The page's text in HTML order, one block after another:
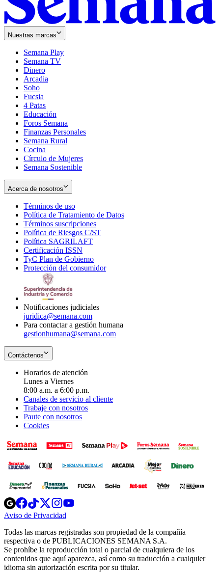
Nuestras marcas
Semana Play
Semana TV
Dinero
Arcadia
Soho
in
new
window
Fucsia
in
new
window
4 Patas
Educación
Foros Semana
Finanzas Personales
Semana Rural
Cocina
Círculo de Mujeres
Semana Sostenible
Acerca de nosotros
Términos de uso
in
new
window
Política de Tratamiento de Datos
Términos suscripciones
in
Política de Riesgos C/ST
Política SAGRILAFT
new
window
Certificación ISSN
in
new
TyC Plan de Gobierno
in
Protección del consumidorOpens
Notificaciones judiciales
juridica@semana.com
Para contactar a gestión humana
gestionhumana@semana.com
Contáctenos
Horarios de atención
Lunes a Viernes
8:00 a.m. a 6:00 p.m.
Canales de servicio al cliente
Trabaje con nosotros
Paute con nosotros
Cookies
Opens
in
new
Opens
in
new
Opens
in
new
window
Opens
new
windowwindow
Aviso de Privacidad
new
window
Todas las marcas registradas son propiedad de la compañía
respectiva o de PUBLICACIONES SEMANA S.A.
Se prohíbe la reproducción total o parcial de cualquiera de los
contenidos que aquí aparezca, así como su traducción a cualquier
idioma sin autorización escrita por su titular.